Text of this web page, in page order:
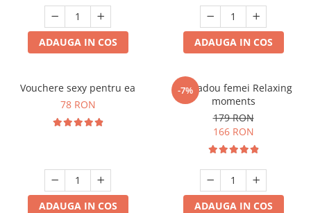
ADAUGA IN COS ADAUGA IN COS
Vouchere sexy pentru ea
78 RON
ADAUGA IN COS
-7%
Set cadou femei Relaxing
moments
179 RON
166 RON
ADAUGA IN COS